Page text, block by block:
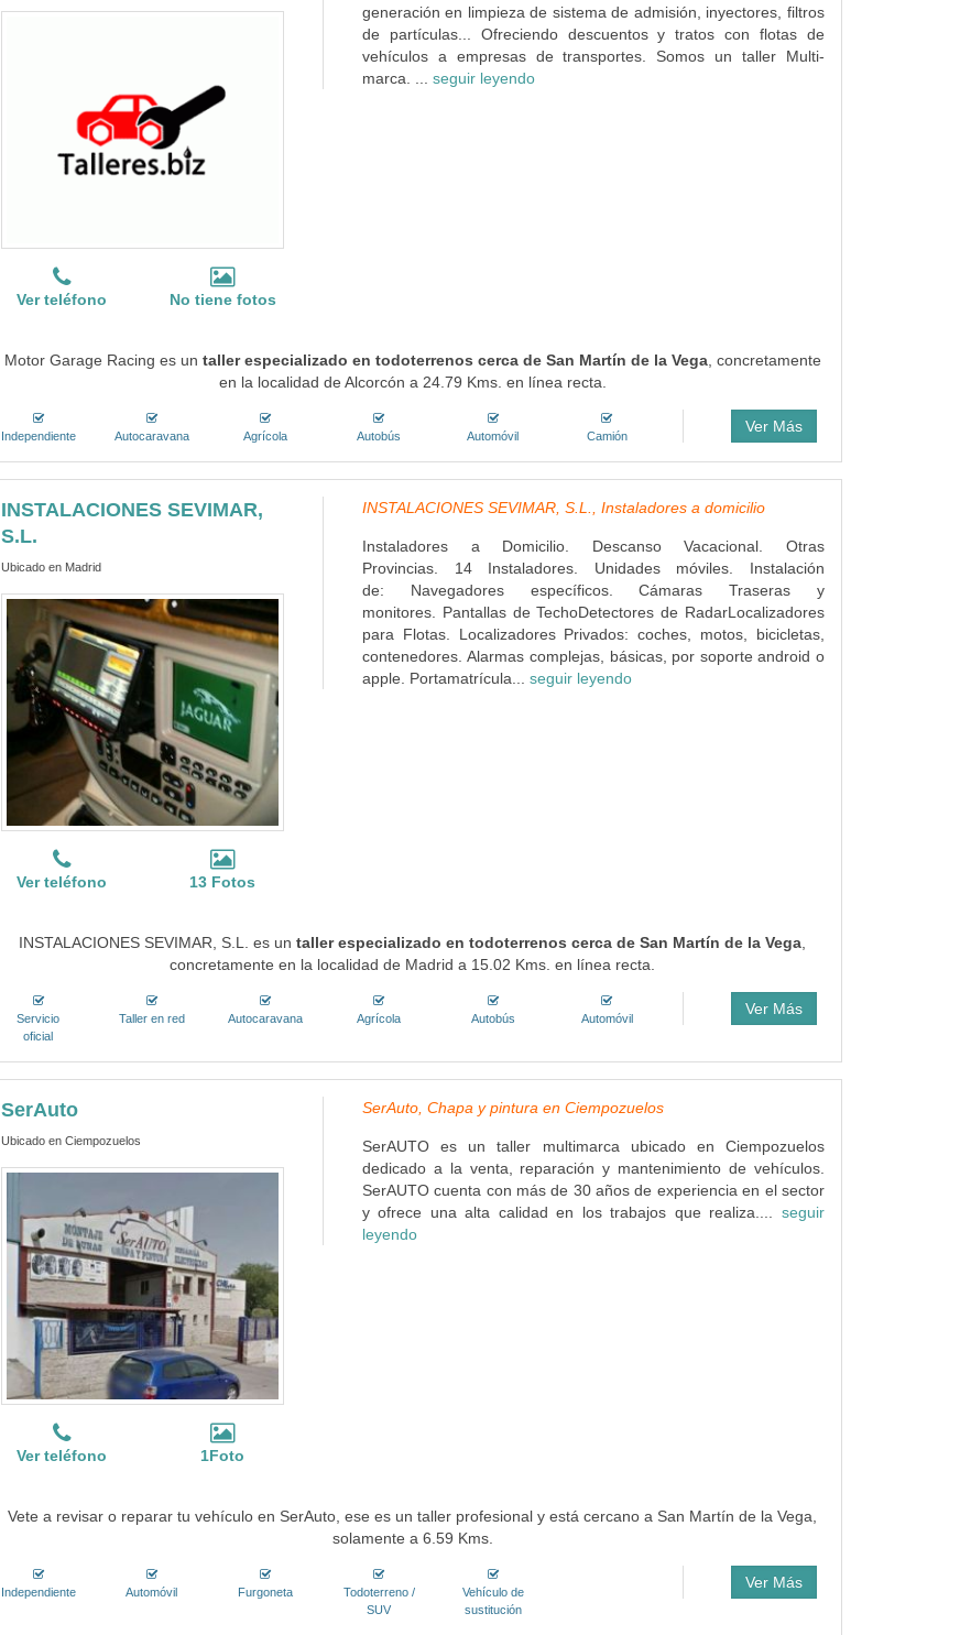
Ver teléfono No tiene fotos
generación en limpieza de sistema de admisión, inyectores, filtros
de partículas... Ofreciendo descuentos y tratos con flotas de
vehículos a empresas de transportes. Somos un taller Multi-
marca. ... seguir leyendo
Motor Garage Racing es un taller especializado en todoterrenos cerca de San Martín de la Vega, concretamente
en la localidad de Alcorcón a 24.79 Kms. en línea recta.
Independiente Autocaravana Agrícola Autobús Automóvil Camión
Ver Más
INSTALACIONES SEVIMAR,
S.L.
Ubicado en Madrid
Ver teléfono 13 Fotos
INSTALACIONES SEVIMAR, S.L., Instaladores a domicilio
Instaladores a Domicilio. Descanso Vacacional. Otras
Provincias. 14 Instaladores. Unidades móviles. Instalación
de: Navegadores específicos. Cámaras Traseras y
monitores. Pantallas de TechoDetectores de RadarLocalizadores
para Flotas. Localizadores Privados: coches, motos, bicicletas,
contenedores. Alarmas complejas, básicas, por soporte android o
apple. Portamatrícula... seguir leyendo
INSTALACIONES SEVIMAR, S.L. es untaller especializado en todoterrenos cerca de San Martín de la Vega
concretamente en la localidad de Madrid a 15.02 Kms. en línea recta.
Servicio
oficial
Taller en red Autocaravana Agrícola Autobús Automóvil
Ver Más
SerAuto
Ubicado en Ciempozuelos
Ver teléfono 1Foto
SerAuto, Chapa y pintura en Ciempozuelos
SerAUTO es un taller multimarca ubicado en Ciempozuelos
dedicado a la venta, reparación y mantenimiento de vehículos.
SerAUTO cuenta con más de 30 años de experiencia en el sector
y ofrece una alta calidad en los trabajos que realiza.... seguir
leyendo
Vete a revisar o reparar tu vehículo en SerAuto, ese es un taller profesional y está cercano a San Martín de la Vega,
solamente a 6.59 Kms.
Independiente Automóvil Furgoneta
Todoterreno /
SUV
Vehículo de
sustitución
Ver Más